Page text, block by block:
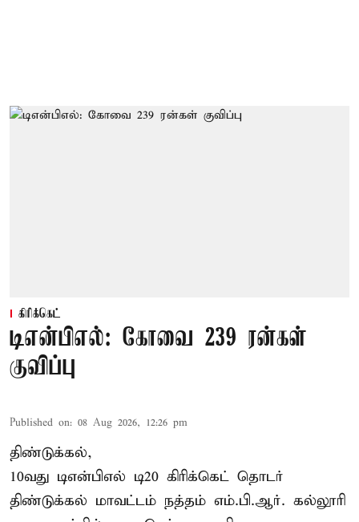
கிரிக்கெட்
டிஎன்பிஎல்: கோவை 239 ரன்கள்
குவிப்பு
Published on: 08 Aug 2026, 12:26 pm
திண்டுக்கல்,
10வது டிஎன்பிஎல் டி20 கிரிக்கெட் தொடர்
திண்டுக்கல் மாவட்டம் நத்தம் எம்.பி.ஆர். கல்லூரி